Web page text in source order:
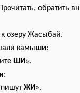
Прочитать, обратить
озеру Жасыбай.
камыши:
ШИ».
:
пишут ЖИ».